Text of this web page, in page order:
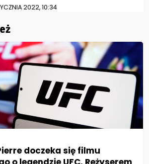
2022, 10:34
doczeka się filmu